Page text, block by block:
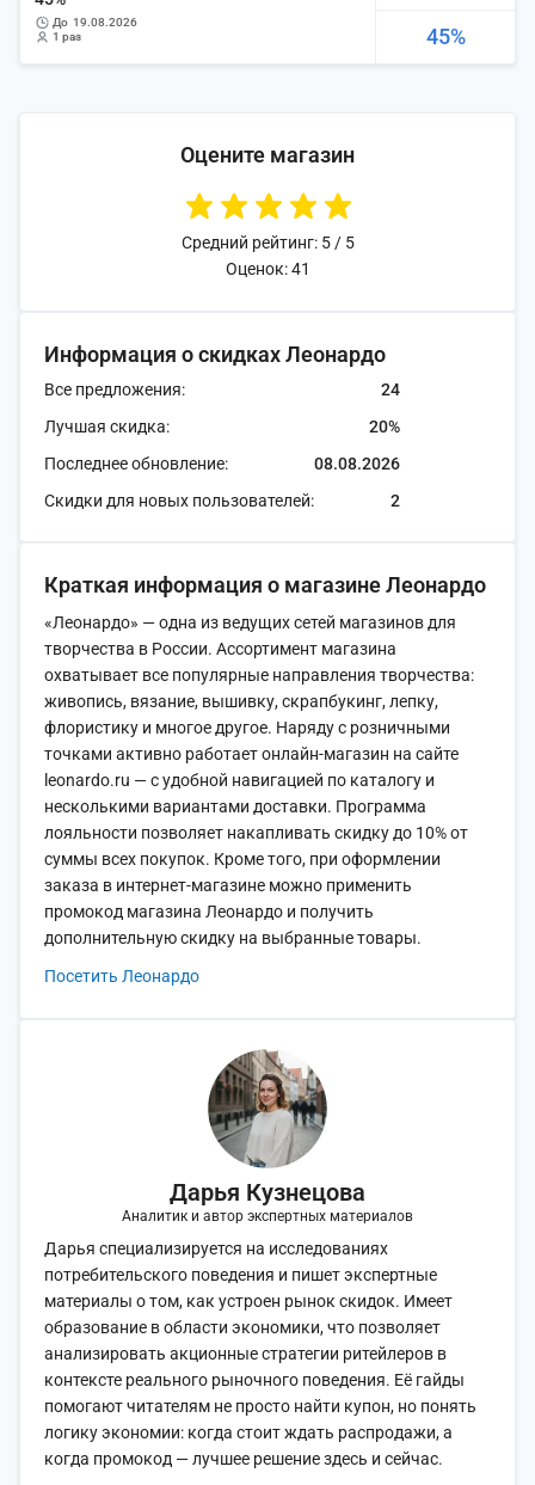
45%
до 19.08.2026
1 раз
Оцените магазин
Средний рейтинг: 5 / 5
Оценок: 41
Информация о скидках Леонардо
Все предложения:
24
Лучшая скидка:
20%
Последнее обновление:
08.08.2026
Скидки для новых пользователей:
2
Краткая информация о магазине Леонардо
«Леонардо» — одна из ведущих сетей магазинов для
творчества в России. Ассортимент магазина
охватывает все популярные направления творчества:
живопись, вязание, вышивку, скрапбукинг, лепку,
флористику и многое другое. Наряду с розничными
точками активно работает онлайн-магазин на сайте
leonardo.ru — с удобной навигацией по каталогу и
несколькими вариантами доставки. Программа
лояльности позволяет накапливать скидку до 10% от
суммы всех покупок. Кроме того, при оформлении
заказа в интернет-магазине можно применить
промокод магазина Леонардо и получить
дополнительную скидку на выбранные товары.
Посетить Леонардо
Дарья Кузнецова
Аналитик и автор экспертных материалов
Дарья специализируется на исследованиях
потребительского поведения и пишет экспертные
материалы о том, как устроен рынок скидок. Имеет
образование в области экономики, что позволяет
анализировать акционные стратегии ритейлеров в
контексте реального рыночного поведения. Её гайды
помогают читателям не просто найти купон, но понять
логику экономии: когда стоит ждать распродажи, а
когда промокод — лучшее решение здесь и сейчас.